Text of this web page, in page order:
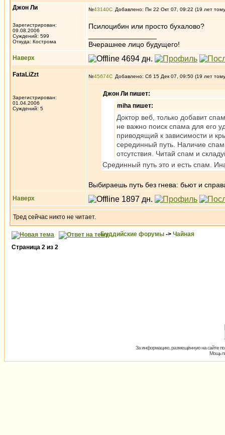
Джон Ли
Зарегистрирован:
09.08.2006
Суждений: 599
Откуда: Кострома
№43140 Добавлено: Пн 22 Окт 07, 09:22 (19 лет
Псилоцибин или просто бухалово?
Вчерашнее лицо будущего!
Наверх
FataLiZzt
Зарегистрирован:
01.04.2006
Суждений: 5
№45674 Добавлено: Сб 15 Дек 07, 09:50 (19 лет
Джон Ли пишет:
miha пишет:
Доктор веб, только добавит
не важно поиск спама для его
приводящий к зависимости и
серединный путь. Наличие
отсутствия. Читай спам и
Срединный путь это и есть спам.
Выбираешь путь без гнева: бьют и
Наверх
Тред сейчас никто не читает.
Буддийские форумы -> Чайная
Страница 2 из 2
За информацию, размещённую на сайте
Мощь